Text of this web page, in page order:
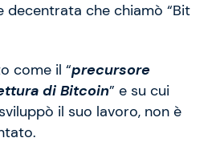
decentrata che chiamò “Bit
come il “precursore
di Bitcoin” e su cui
il suo lavoro, non è